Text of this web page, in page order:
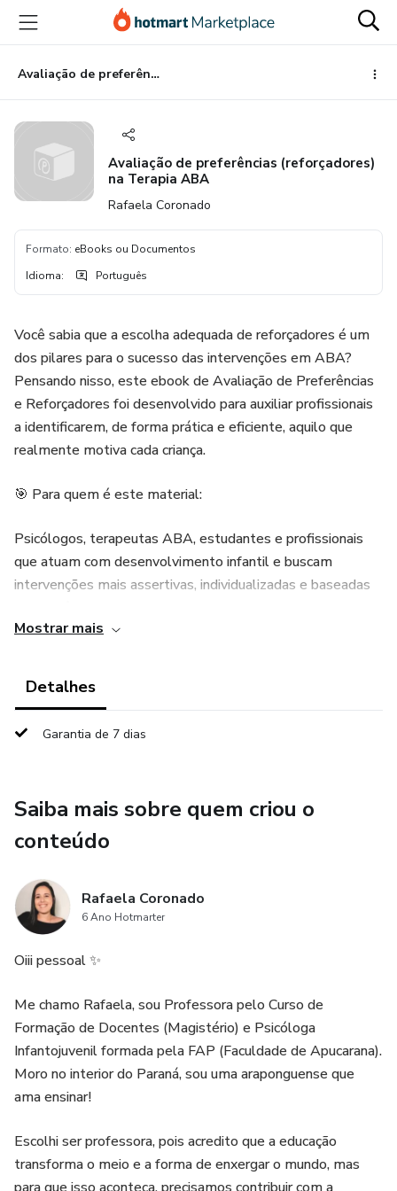
para
conteúdo
principal
para
pagamento
para
rodapé
Avaliação de preferências (reforçadores) na Terapia ABA
Avaliação de preferências (reforçadores)
na Terapia ABA
Rafaela Coronado
Formato: eBooks ou Documentos
Idioma: Português
Você sabia que a escolha adequada de reforçadores é um
dos pilares para o sucesso das intervenções em ABA?
Pensando nisso, este ebook de Avaliação de Preferências
e Reforçadores foi desenvolvido para auxiliar profissionais
a identificarem, de forma prática e eficiente, aquilo que
realmente motiva cada criança.
🎯 Para quem é este material:
Psicólogos, terapeutas ABA, estudantes e profissionais
que atuam com desenvolvimento infantil e buscam
intervenções mais assertivas, individualizadas e baseadas
Aumento do engajamento da criança nas atividades;
Redução de comportamentos de fuga e esquiva;
Intervenções mais motivadoras e significativas.
atendimentos e tornar o processo terapêutico mais eficaz
desde o início!
Mostrar mais
Detalhes
Garantia de 7 dias
Saiba mais sobre quem criou o
conteúdo
Rafaela Coronado
6 Ano Hotmarter
Oiii pessoal ✨
Me chamo Rafaela, sou Professora pelo Curso de
Formação de Docentes (Magistério) e Psicóloga
Infantojuvenil formada pela FAP (Faculdade de Apucarana).
Moro no interior do Paraná, sou uma araponguense que
ama ensinar!
Escolhi ser professora, pois acredito que a educação
transforma o meio e a forma de enxergar o mundo, mas